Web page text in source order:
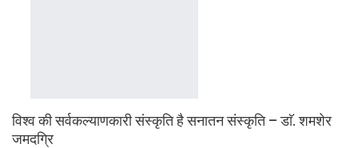
विश्व की सर्वकल्याणकारी संस्कृति है सनातन संस्कृति – डाॅ. शमशेर
जमदग्रि